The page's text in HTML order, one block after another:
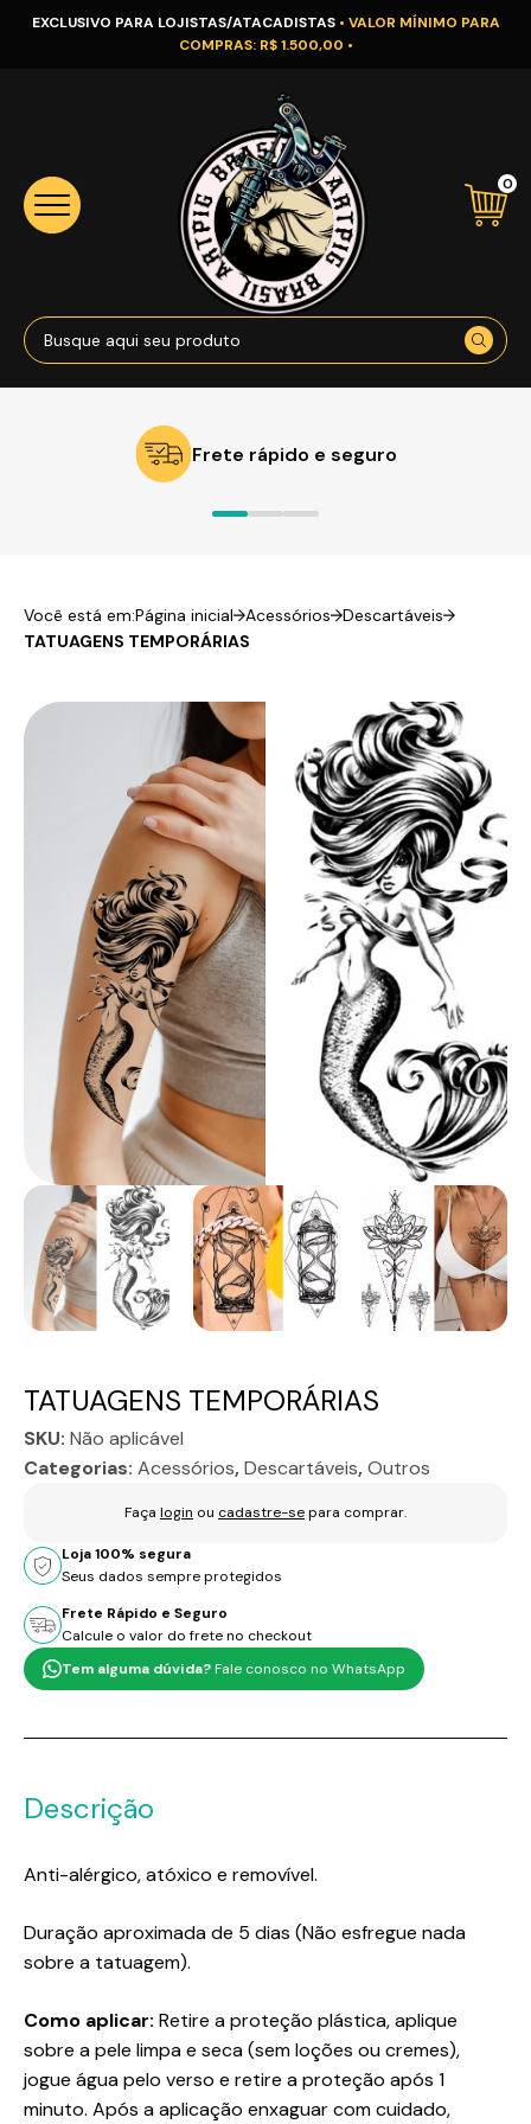
EXCLUSIVO PARA LOJISTAS/ATACADISTAS • VALOR MÍNIMO PARA
COMPRAS: R$ 1.500,00 •
0
Frete rápido e seguro
Você está em:Página inicial Acessórios
Descartáveis
TATUAGENS TEMPORÁRIAS
TATUAGENS TEMPORÁRIAS
SKU: Não aplicável
Categorias: Acessórios,Descartáveis,Outros
Faça login ou cadastre-separa comprar.
Loja 100% segura
Seus dados sempre protegidos
Frete Rápido e Seguro
Calcule o valor do frete no checkout
Tem alguma dúvida?Fale conosco no WhatsApp
Descrição
Anti-alérgico, atóxico e removível.
Duração aproximada de 5 dias (Não esfregue nada
sobre a tatuagem).
Como aplicar: Retire a proteção plástica, aplique
sobre a pele limpa e seca (sem loções ou cremes),
jogue água pelo verso e retire a proteção após 1
minuto. Após a aplicação enxaguar com cuidado,